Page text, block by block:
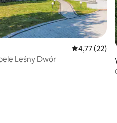
van 4,95 op 5, 78 recensies
Gemiddelde
4,77 (22)
Leśny Dwór